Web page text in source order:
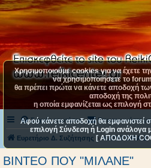
Συχνές ερωτήσεις Επικοινωνήστε
Ευρετήριο Δ. Συζήτησης ΚΑΤΗΓΟΡΙΑ 2
ΒΙΝΤΕΟ ΠΟΥ "ΜΙΛΑΝΕ"
Χρησιμοποιούμε cookies για να έχετε
να χρησιμοποιήσετε το
θα πρέπει πρώτα να κάνετε αποδοχή
αποδοχή της
η οποία εμφανίζεται ως επιλογή
Αφού κάνετε αποδοχή θα εμφανιστεί
επιλογή Σύνδεση ή Login ανάλογα
[ ΑΠΟΔΟΧΗ